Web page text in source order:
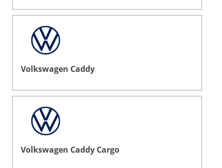
Volkswagen Caddy
Volkswagen Caddy Cargo